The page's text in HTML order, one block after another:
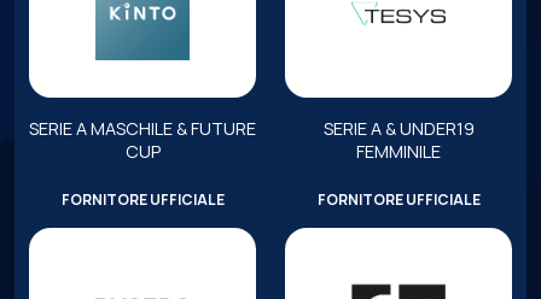
SERIE A MASCHILE & FUTURE
CUP
SERIE A & UNDER19
FEMMINILE
FORNITORE UFFICIALE FORNITORE UFFICIALE